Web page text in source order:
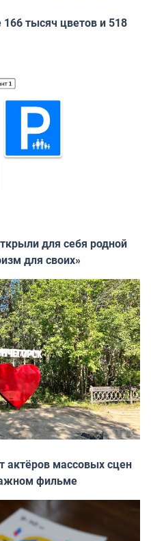
тысяч цветов и 518
для себя родной
для своих»
актёров массовых сцен
фильме